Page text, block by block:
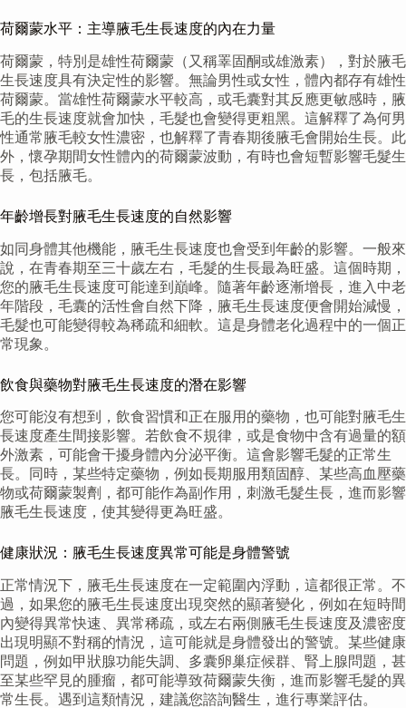
荷爾蒙水平：主導腋毛生長速度的內在力量
荷爾蒙，特別是雄性荷爾蒙（又稱睪固酮或雄激素），對於腋毛
生長速度具有決定性的影響。無論男性或女性，體內都存有雄性
荷爾蒙。當雄性荷爾蒙水平較高，或毛囊對其反應更敏感時，腋
毛的生長速度就會加快，毛髮也會變得更粗黑。這解釋了為何男
性通常腋毛較女性濃密，也解釋了青春期後腋毛會開始生長。此
外，懷孕期間女性體內的荷爾蒙波動，有時也會短暫影響毛髮生
長，包括腋毛。
年齡增長對腋毛生長速度的自然影響
如同身體其他機能，腋毛生長速度也會受到年齡的影響。一般來
說，在青春期至三十歲左右，毛髮的生長最為旺盛。這個時期，
您的腋毛生長速度可能達到巔峰。隨著年齡逐漸增長，進入中老
年階段，毛囊的活性會自然下降，腋毛生長速度便會開始減慢，
毛髮也可能變得較為稀疏和細軟。這是身體老化過程中的一個正
常現象。
飲食與藥物對腋毛生長速度的潛在影響
您可能沒有想到，飲食習慣和正在服用的藥物，也可能對腋毛生
長速度產生間接影響。若飲食不規律，或是食物中含有過量的額
外激素，可能會干擾身體內分泌平衡。這會影響毛髮的正常生
長。同時，某些特定藥物，例如長期服用類固醇、某些高血壓藥
物或荷爾蒙製劑，都可能作為副作用，刺激毛髮生長，進而影響
腋毛生長速度，使其變得更為旺盛。
健康狀況：腋毛生長速度異常可能是身體警號
正常情況下，腋毛生長速度在一定範圍內浮動，這都很正常。不
過，如果您的腋毛生長速度出現突然的顯著變化，例如在短時間
內變得異常快速、異常稀疏，或左右兩側腋毛生長速度及濃密度
出現明顯不對稱的情況，這可能就是身體發出的警號。某些健康
問題，例如甲狀腺功能失調、多囊卵巢症候群、腎上腺問題，甚
至某些罕見的腫瘤，都可能導致荷爾蒙失衡，進而影響毛髮的異
常生長。遇到這類情況，建議您諮詢醫生，進行專業評估。